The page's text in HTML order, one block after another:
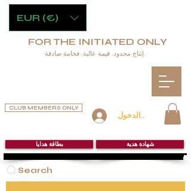
تسجيل الدخول
CLUB MEMBERS ONLY
Search
بطاقة هدايا شهادة هدية
FOR THE INITIATED ONLY
إنتاج محدود. قيمة عالية. فخامة صادقة.
EUR (€)